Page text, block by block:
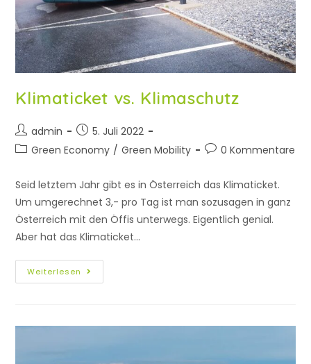
Klimaticket vs. Klimaschutz
admin
5. Juli 2022
Green Economy / Green Mobility 0 Kommentare
Seid letztem Jahr gibt es in Österreich das Klimaticket.
Um umgerechnet 3,- pro Tag ist man sozusagen in ganz
Österreich mit den Öffis unterwegs. Eigentlich genial.
Aber hat das Klimaticket…
Weiterlesen